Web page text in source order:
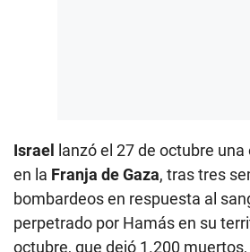
Israel
lanzó el 27 de octubre
en la Franja de Gaza, tras tres
bombardeos en respuesta al
perpetrado por Hamás en su
octubre, que dejó 1.200